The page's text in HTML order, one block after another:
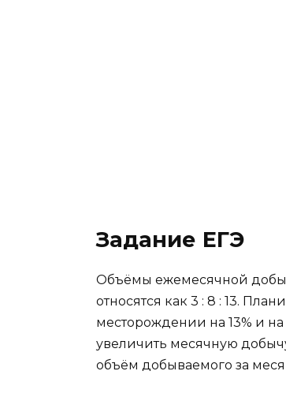
Задание ЕГЭ
Объёмы ежемесячной
относятся как 3 : 8 : 13.
месторождении на 13% и
увеличить месячную
объём добываемого за